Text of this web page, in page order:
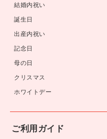
結婚内祝い
誕生日
出産内祝い
記念日
母の日
クリスマス
ホワイトデー
ご利用ガイド